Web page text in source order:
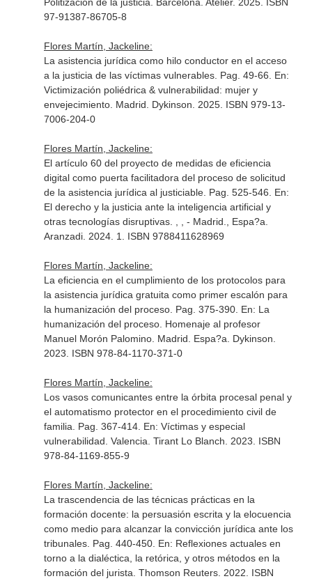
97-91387-86705-8
Flores Martín, Jackeline:
La asistencia jurídica como hilo conductor en el acceso
a la justicia de las víctimas vulnerables. Pag. 49-66. En:
Victimización poliédrica & vulnerabilidad: mujer y
envejecimiento. Madrid. Dykinson. 2025. ISBN 979-13-
7006-204-0
Flores Martín, Jackeline:
El artículo 60 del proyecto de medidas de eficiencia
digital como puerta facilitadora del proceso de solicitud
de la asistencia jurídica al justiciable. Pag. 525-546. En:
El derecho y la justicia ante la inteligencia artificial y
otras tecnologías disruptivas. , , - Madrid., Espa?a.
Aranzadi. 2024. 1. ISBN 9788411628969
Flores Martín, Jackeline:
La eficiencia en el cumplimiento de los protocolos para
la asistencia jurídica gratuita como primer escalón para
la humanización del proceso. Pag. 375-390. En: La
humanización del proceso. Homenaje al profesor
Manuel Morón Palomino. Madrid. Espa?a. Dykinson.
2023. ISBN 978-84-1170-371-0
Flores Martín, Jackeline:
Los vasos comunicantes entre la órbita procesal penal y
el automatismo protector en el procedimiento civil de
familia. Pag. 367-414. En: Víctimas y especial
vulnerabilidad . Valencia. Tirant Lo Blanch. 2023. ISBN
978-84-1169-855-9
Flores Martín, Jackeline:
La trascendencia de las técnicas prácticas en la
formación docente: la persuasión escrita y la elocuencia
como medio para alcanzar la convicción jurídica ante los
tribunales. Pag. 440-450. En: Reflexiones actuales en
torno a la dialéctica, la retórica, y otros métodos en la
formación del jurista . Thomson Reuters. 2022. ISBN